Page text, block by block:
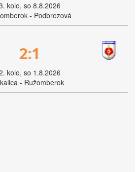
kolo, so 8.8.2026
- Podbrezová
2:1
kolo, so 1.8.2026
- Ružomberok